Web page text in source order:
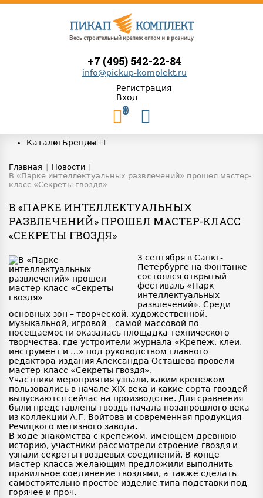
+7 (495) 542-22-84
info@pickup-komplekt.ru
Регистрация
Вход
0
КаталогБренды
Главная Новости
В «Парке интеллектуальных развлечений» прошел мастер-
класс «Секреты гвоздя»
В «ПАРКЕ ИНТЕЛЛЕКТУАЛЬНЫХ
РАЗВЛЕЧЕНИЙ» ПРОШЕЛ МАСТЕР-КЛАСС
«СЕКРЕТЫ ГВОЗДЯ»
3 сентября в Санкт-
Петербурге на Фонтанке
состоялся открытый
фестиваль «Парк
интеллектуальных
развлечений». Среди
основных зон – творческой, художественной,
музыкальной, игровой – самой массовой по
посещаемости оказалась площадка технического
творчества, где устроители журнала «Крепеж, клеи,
инструмент и …» под руководством главного
редактора издания Александра Осташева провели
мастер-класс «Секреты гвоздя».
Участники мероприятия узнали, каким крепежом
пользовались в начале XIX века и какие сорта гвоздей
выпускаются сейчас на производстве. Для сравнения
были представлены гвоздь начала позапрошлого века
из коллекции А.Г. Войтова и современная продукция
Речицкого метизного завода.
В ходе знакомства с крепежом, имеющем древнюю
историю, участники рассмотрели строение гвоздя и
узнали секреты гвоздевых соединений. В конце
мастер-класса желающим предложили выполнить
правильное соединение гвоздями, а также сделать
самостоятельно простое изделие типа подставки под
горячее и проч.